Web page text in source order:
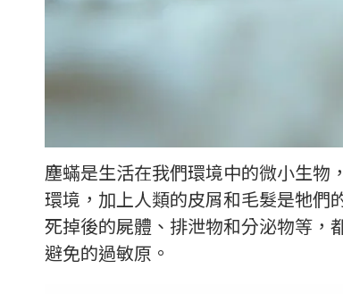
塵蟎是生活在我們環境中的微小生物
環境，加上人類的皮屑和毛髮是牠們
死掉後的屍體、排泄物和分泌物等，
避免的過敏原。